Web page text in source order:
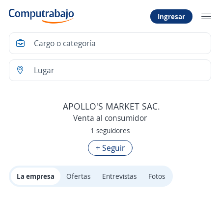
Ingresar
APOLLO'S MARKET SAC.
Venta al consumidor
1 seguidores
+ Seguir
La empresa Ofertas Entrevistas Fotos